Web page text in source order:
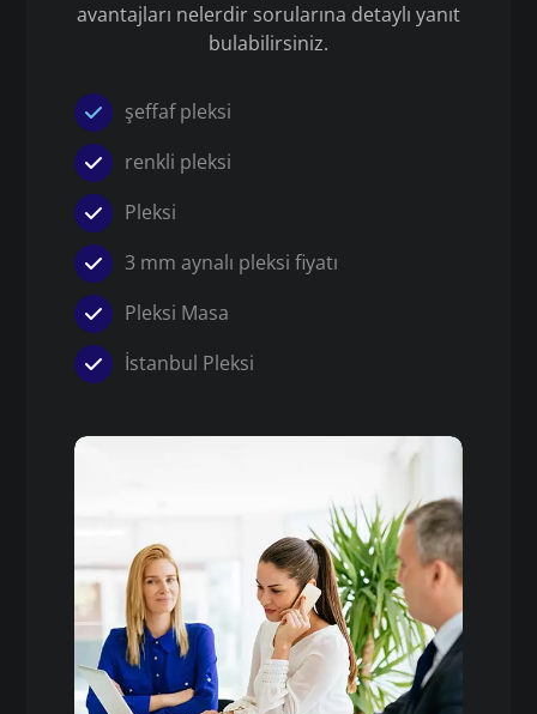
avantajları nelerdir sorularına detaylı yanıt
bulabilirsiniz.
şeffaf pleksi
renkli pleksi
Pleksi
3 mm aynalı pleksi fiyatı
Pleksi Masa
İstanbul Pleksi